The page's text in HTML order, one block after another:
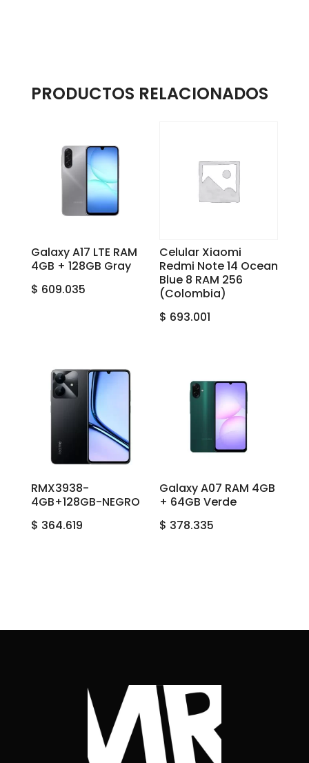
PRODUCTOS RELACIONADOS
Galaxy A17 LTE RAM
4GB + 128GB Gray
$ 609.035
Celular Xiaomi
Redmi Note 14 Ocean
Blue 8 RAM 256
(Colombia)
$ 693.001
RMX3938-
4GB+128GB-NEGRO
$ 364.619
Galaxy A07 RAM 4GB
+ 64GB Verde
$ 378.335